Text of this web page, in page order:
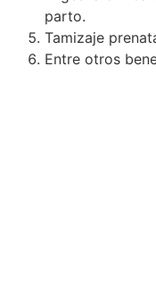
parto.
Tamizaje
Entre otros